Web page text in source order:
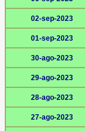
02-sep-2023
01-sep-2023
30-ago-2023
29-ago-2023
28-ago-2023
27-ago-2023